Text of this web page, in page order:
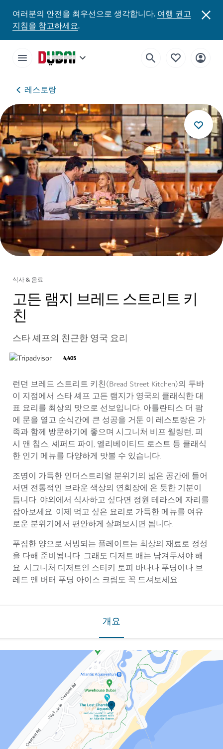
여러분의 안전을 최우선으로 생각합니다.여행 권고
지침을 참고하세요.
레스토랑
식사 & 음료
고든 램지 브레드 스트리트 키
친
스타 셰프의 친근한 영국 요리
4,405
런던 브레드 스트리트 키친(Bread Street Kitchen)의 두바
이 지점에서 스타 셰프 고든 램지가 영국의 클래식한 대
표 요리를 최상의 맛으로 선보입니다. 아틀란티스 더 팜
에 문을 열고 순식간에 큰 성공을 거둔 이 레스토랑은 가
족과 함께 방문하기에 좋으며 시그니처 비프 웰링턴, 피
시 앤 칩스, 셰퍼드 파이, 엘리베이티드 로스트 등 클래식
한 인기 메뉴를 다양하게 맛볼 수 있습니다.
조명이 가득한 인더스트리얼 분위기의 넓은 공간에 들어
서면 전통적인 브라운 색상의 연회장에 온 듯한 기분이
듭니다. 야외에서 식사하고 싶다면 정원 테라스에 자리를
잡아보세요. 이제 먹고 싶은 요리로 가득한 메뉴를 여유
로운 분위기에서 편안하게 살펴보시면 됩니다.
푸짐한 양으로 서빙되는 플레이트는 최상의 재료로 정성
을 다해 준비됩니다. 그래도 디저트 배는 남겨두셔야 해
요. 시그니처 디저트인 스티키 토피 바나나 푸딩이나 브
레드 앤 버터 푸딩 아이스 크림도 꼭 드셔보세요.
개요